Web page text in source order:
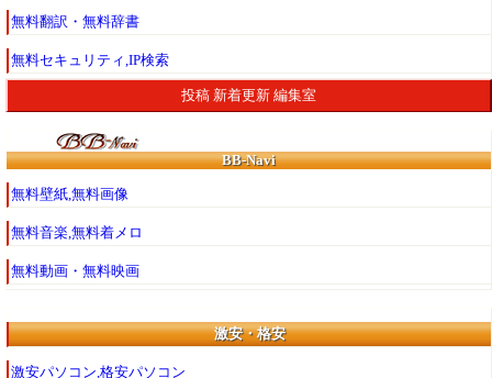
無料翻訳・無料辞書
無料セキュリティ,IP検索
投稿 新着更新 編集室
BB-Navi
無料壁紙,無料画像
無料音楽,無料着メロ
無料動画・無料映画
激安・格安
激安パソコン,格安パソコン